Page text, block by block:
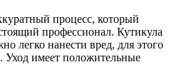
процесс, который
профессионал. Кутикула
легко нанести вред, для этого
Уход имеет положительные